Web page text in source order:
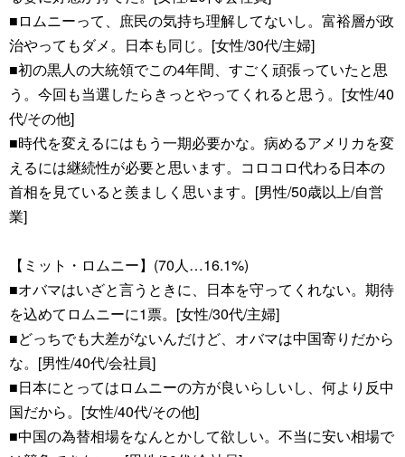
■ロムニーって、庶民の気持ち理解してないし。富裕層が政
治やってもダメ。日本も同じ。[女性/30代/主婦]
■初の黒人の大統領でこの4年間、すごく頑張っていたと思
う。今回も当選したらきっとやってくれると思う。[女性/40
代/その他]
■時代を変えるにはもう一期必要かな。病めるアメリカを変
えるには継続性が必要と思います。コロコロ代わる日本の
首相を見ていると羨ましく思います。[男性/50歳以上/自営
業]
【ミット・ロムニー】(70人…16.1%)
■オバマはいざと言うときに、日本を守ってくれない。期待
を込めてロムニーに1票。[女性/30代/主婦]
■どっちでも大差がないんだけど、オバマは中国寄りだから
な。[男性/40代/会社員]
■日本にとってはロムニーの方が良いらしいし、何より反中
国だから。[女性/40代/その他]
■中国の為替相場をなんとかして欲しい。不当に安い相場で